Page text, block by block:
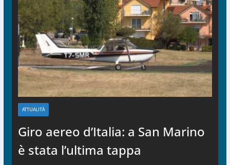
ATTUALITÀ
Giro aereo d’Italia: a San Marino
è stata l’ultima tappa